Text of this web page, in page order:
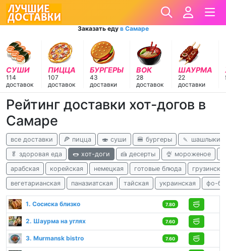
Заказать еду в Самаре
СУШИ
114
доставок
ПИЦЦА
107
доставок
БУРГЕРЫ
43
доставки
ВОК
28
доставок
ШАУРМА
22
доставки
Рейтинг доставки хот-догов в
Самаре
все доставки 🍕 пицца 🍣 суши 🍔 бургеры
🍡 шашлыки
🥬 здоровая еда
🌭 хот-доги 🍰 десерты 🍨 мороженое
арабская
корейская немецкая готовые блюда
вегетарианская
паназиатская тайская украинская фо-бо
1. Сосиска близко 7.80
2. Шаурма на углях 7.60
3. Murmansk bistro 7.60